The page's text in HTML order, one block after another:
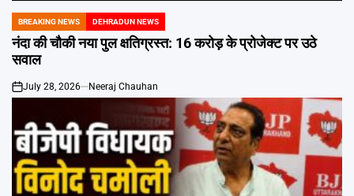
POSTED
IN
BREAKING NEWS DEHRADUN NEWS
नंदा की चौकी नया पुल क्षतिग्रस्त: 16 करोड़ के प्रोजेक्ट पर उठे
सवाल
on
July 28, 2026 Neeraj Chauhan